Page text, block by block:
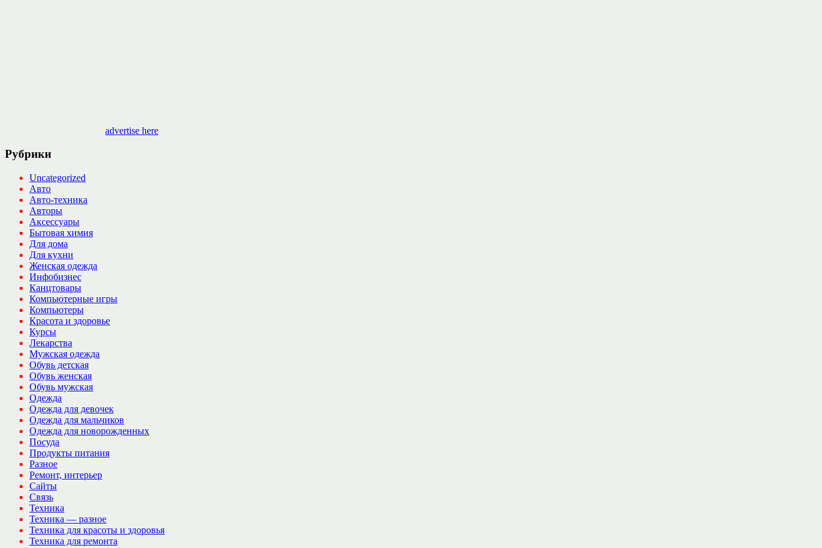
advertise here
Рубрики
Uncategorized
Авто
Авто-техника
Авторы
Аксессуары
Бытовая химия
Для дома
Для кухни
Женская одежда
Инфобизнес
Канцтовары
Компьютерные игры
Компьютеры
Красота и здоровье
Курсы
Лекарства
Мужская одежда
Обувь детская
Обувь женская
Обувь мужская
Одежда
Одежда для девочек
Одежда для мальчиков
Одежда для новорожденных
Посуда
Продукты питания
Разное
Ремонт, интерьер
Сайты
Связь
Техника
Техника — разное
Техника для красоты и здоровья
Техника для ремонта